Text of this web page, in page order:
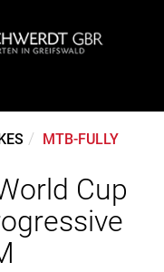
MTB-FULLY
Cup